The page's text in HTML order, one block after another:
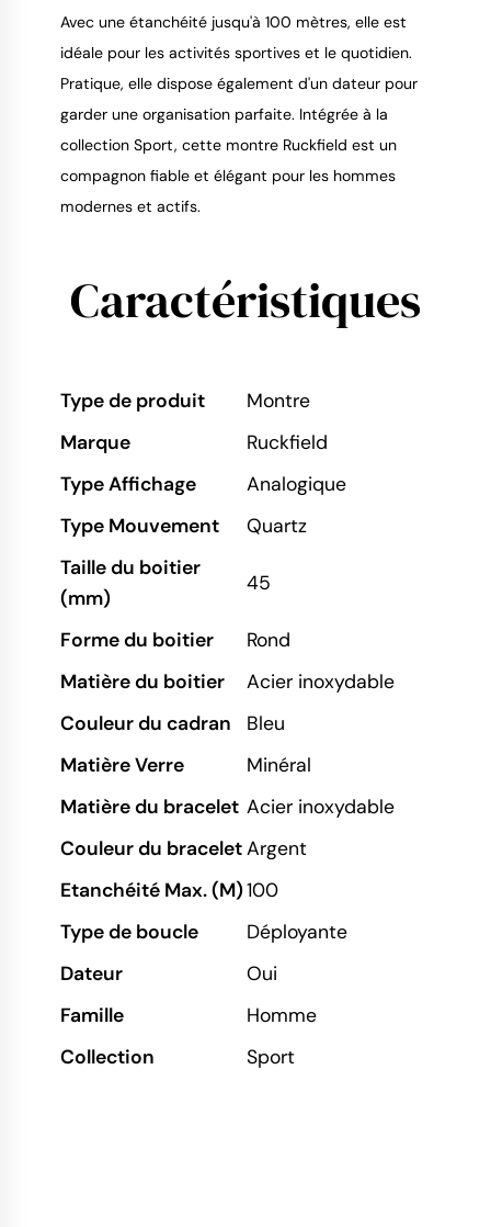
Avec une étanchéité jusqu'à 100 mètres, elle est
idéale pour les activités sportives et le quotidien.
Pratique, elle dispose également d'un dateur pour
garder une organisation parfaite. Intégrée à la
collection Sport, cette montre Ruckfield est un
compagnon fiable et élégant pour les hommes
modernes et actifs.
Caractéristiques
Type de produit
Montre
Marque
Ruckfield
Type Affichage
Analogique
Type Mouvement
Quartz
Taille du boitier
(mm)
45
Forme du boitier
Rond
Matière du boitier
Acier inoxydable
Couleur du cadran
Bleu
Matière Verre
Minéral
Matière du bracelet Acier inoxydable
Couleur du braceletArgent
Etanchéité Max. (M)100
Type de boucle
Déployante
Dateur
Oui
Famille
Homme
Collection
Sport